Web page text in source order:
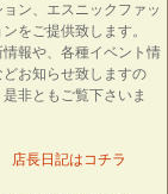
ョン、エスニックファッ
ンをご提供致します。
情報や、各種イベント情
どお知らせ致しますの
是非ともご覧下さいま
店長日記はコチラ